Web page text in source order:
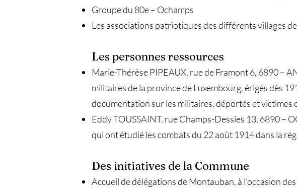
Groupe du 80e – Ochamps
Les associations patriotiques des différents villages de
Les personnes ressources
Marie-Thérèse PIPEAUX, rue de Framont 6, 6890 –
militaires de la province de Luxembourg, érigés dès
documentation sur les militaires, déportés et victimes
Eddy TOUSSAINT, rue Champs-Dessies 13, 6890 –
qui ont étudié les combats du 22 août 1914 dans la
Des initiatives de la Commune
Accueil de délégations de Montauban, à l’occasion